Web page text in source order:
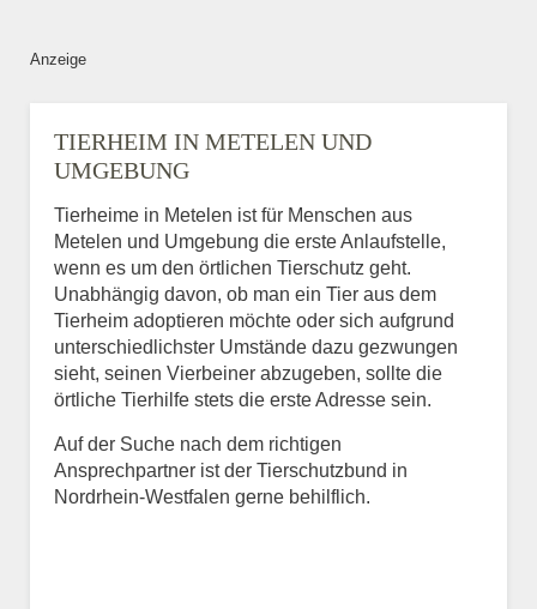
Anzeige
TIERHEIM IN METELEN UND
UMGEBUNG
Tierheime in Metelen ist für Menschen aus
Metelen und Umgebung die erste Anlaufstelle,
wenn es um den örtlichen Tierschutz geht.
Unabhängig davon, ob man ein Tier aus dem
Tierheim adoptieren möchte oder sich aufgrund
unterschiedlichster Umstände dazu gezwungen
sieht, seinen Vierbeiner abzugeben, sollte die
örtliche Tierhilfe stets die erste Adresse sein.
Auf der Suche nach dem richtigen
Ansprechpartner ist der Tierschutzbund in
Nordrhein-Westfalen gerne behilflich.